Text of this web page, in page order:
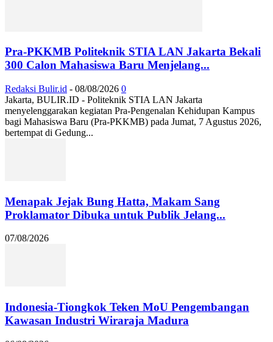
Pra-PKKMB Politeknik STIA LAN Jakarta Bekali
300 Calon Mahasiswa Baru Menjelang...
Redaksi Bulir.id - 08/08/2026 0
Jakarta, BULIR.ID - Politeknik STIA LAN Jakarta
menyelenggarakan kegiatan Pra-Pengenalan Kehidupan Kampus
bagi Mahasiswa Baru (Pra-PKKMB) pada Jumat, 7 Agustus 2026,
bertempat di Gedung...
Menapak Jejak Bung Hatta, Makam Sang
Proklamator Dibuka untuk Publik Jelang...
07/08/2026
Indonesia-Tiongkok Teken MoU Pengembangan
Kawasan Industri Wiraraja Madura